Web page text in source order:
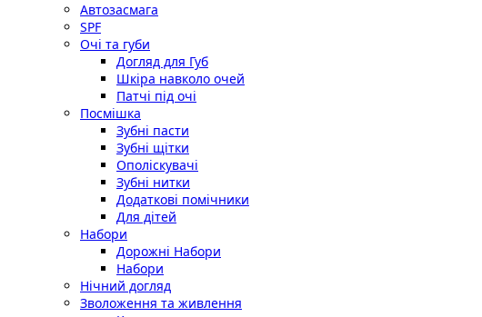
Автозасмага
SPF
Очі та губи
Догляд для Губ
Шкіра навколо очей
Патчі під очі
Посмішка
Зубні пасти
Зубні щітки
Ополіскувачі
Зубні нитки
Додаткові помічники
Для дітей
Набори
Дорожні Набори
Набори
Нічний догляд
Зволоження та живлення